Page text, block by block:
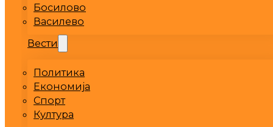
Босилово
Василево
Вести
Политика
Економија
Спорт
Култура